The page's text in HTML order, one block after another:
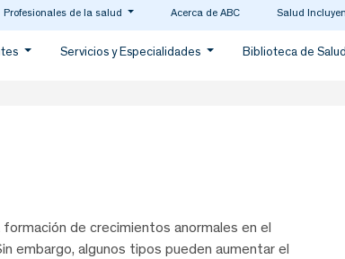
Profesionales de la salud Acerca de ABC Salud
Servicios y Especialidades Biblioteca de Salud
de crecimientos anormales en el
embargo, algunos tipos pueden aumentar el